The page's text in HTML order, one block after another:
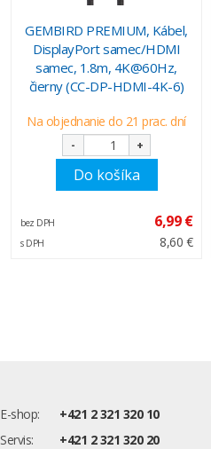
GEMBIRD PREMIUM, Kábel,
DisplayPort samec/HDMI
samec, 1.8m, 4K@60Hz,
čierny (CC-DP-HDMI-4K-6)
Na objednanie do 21 prac. dní
- +
Do košíka
bez DPH 6,99 €
s DPH 8,60 €
E-shop:
+421 2 321 320 10
Servis:
+421 2 321 320 20